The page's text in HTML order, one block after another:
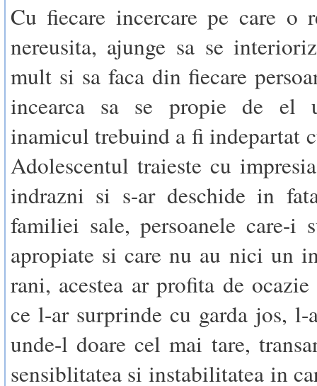
Cu fiecare incercare pe care o
nereusita, ajunge sa se
mult si sa faca din fiecare
incearca sa se propie de el
inamicul trebuind a fi indepartat
Adolescentul traieste cu
indrazni si s-ar deschide in
familiei sale, persoanele care-i
apropiate si care nu au nici un
rani, acestea ar profita de
ce l-ar surprinde cu garda jos,
unde-l doare cel mai tare,
sensiblitatea si instabilitatea in